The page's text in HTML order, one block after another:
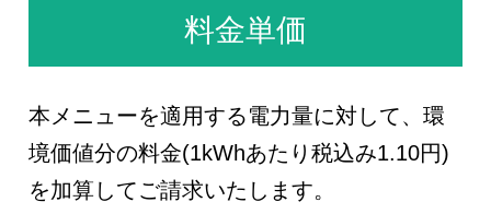
料金単価
本メニューを適用する電力量に対して、環
境価値分の料金(1kWhあたり税込み1.10円)
を加算してご請求いたします。